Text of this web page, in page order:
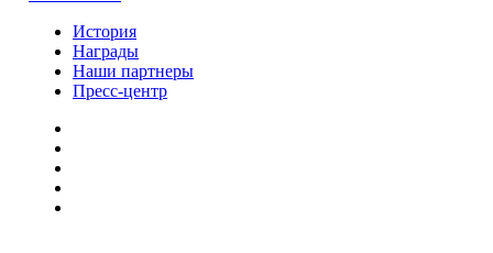
История
Награды
Наши партнеры
Пресс-центр